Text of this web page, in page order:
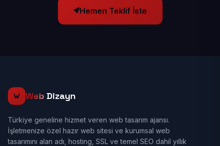
Hemen Teklif İste
Web Dizayn
Türkiye geneline hizmet veren web tasarım ajansı.
İşletmenize özel hazır web sitesi ve kurumsal web
tasarımını alan adı, hosting, SSL ve temel SEO dahil yıllık